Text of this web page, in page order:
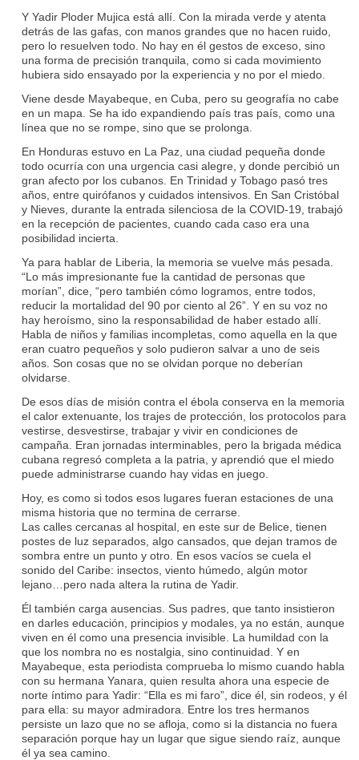
Y Yadir Ploder Mujica está allí. Con la mirada verde y atenta
detrás de las gafas, con manos grandes que no hacen ruido,
pero lo resuelven todo. No hay en él gestos de exceso, sino
una forma de precisión tranquila, como si cada movimiento
hubiera sido ensayado por la experiencia y no por el miedo.
Viene desde Mayabeque, en Cuba, pero su geografía no cabe
en un mapa. Se ha ido expandiendo país tras país, como una
línea que no se rompe, sino que se prolonga.
En Honduras estuvo en La Paz, una ciudad pequeña donde
todo ocurría con una urgencia casi alegre, y donde percibió un
gran afecto por los cubanos. En Trinidad y Tobago pasó tres
años, entre quirófanos y cuidados intensivos. En San Cristóbal
y Nieves, durante la entrada silenciosa de la COVID-19, trabajó
en la recepción de pacientes, cuando cada caso era una
posibilidad incierta.
Ya para hablar de Liberia, la memoria se vuelve más pesada.
“Lo más impresionante fue la cantidad de personas que
morían”, dice, “pero también cómo logramos, entre todos,
reducir la mortalidad del 90 por ciento al 26”. Y en su voz no
hay heroísmo, sino la responsabilidad de haber estado allí.
Habla de niños y familias incompletas, como aquella en la que
eran cuatro pequeños y solo pudieron salvar a uno de seis
años. Son cosas que no se olvidan porque no deberían
olvidarse.
De esos días de misión contra el ébola conserva en la memoria
el calor extenuante, los trajes de protección, los protocolos para
vestirse, desvestirse, trabajar y vivir en condiciones de
campaña. Eran jornadas interminables, pero la brigada médica
cubana regresó completa a la patria, y aprendió que el miedo
puede administrarse cuando hay vidas en juego.
Hoy, es como si todos esos lugares fueran estaciones de una
misma historia que no termina de cerrarse.
Las calles cercanas al hospital, en este sur de Belice, tienen
postes de luz separados, algo cansados, que dejan tramos de
sombra entre un punto y otro. En esos vacíos se cuela el
sonido del Caribe: insectos, viento húmedo, algún motor
lejano…pero nada altera la rutina de Yadir.
Él también carga ausencias. Sus padres, que tanto insistieron
en darles educación, principios y modales, ya no están, aunque
viven en él como una presencia invisible. La humildad con la
que los nombra no es nostalgia, sino continuidad. Y en
Mayabeque, esta periodista comprueba lo mismo cuando habla
con su hermana Yanara, quien resulta ahora una especie de
norte íntimo para Yadir: “Ella es mi faro”, dice él, sin rodeos, y él
para ella: su mayor admiradora. Entre los tres hermanos
persiste un lazo que no se afloja, como si la distancia no fuera
separación porque hay un lugar que sigue siendo raíz, aunque
él ya sea camino.